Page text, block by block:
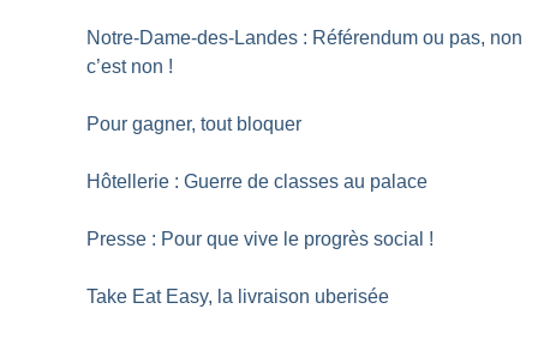
Notre-Dame-des-Landes : Référendum ou pas, non
c’est non !
Pour gagner, tout bloquer
Hôtellerie : Guerre de classes au palace
Presse : Pour que vive le progrès social !
Take Eat Easy, la livraison uberisée